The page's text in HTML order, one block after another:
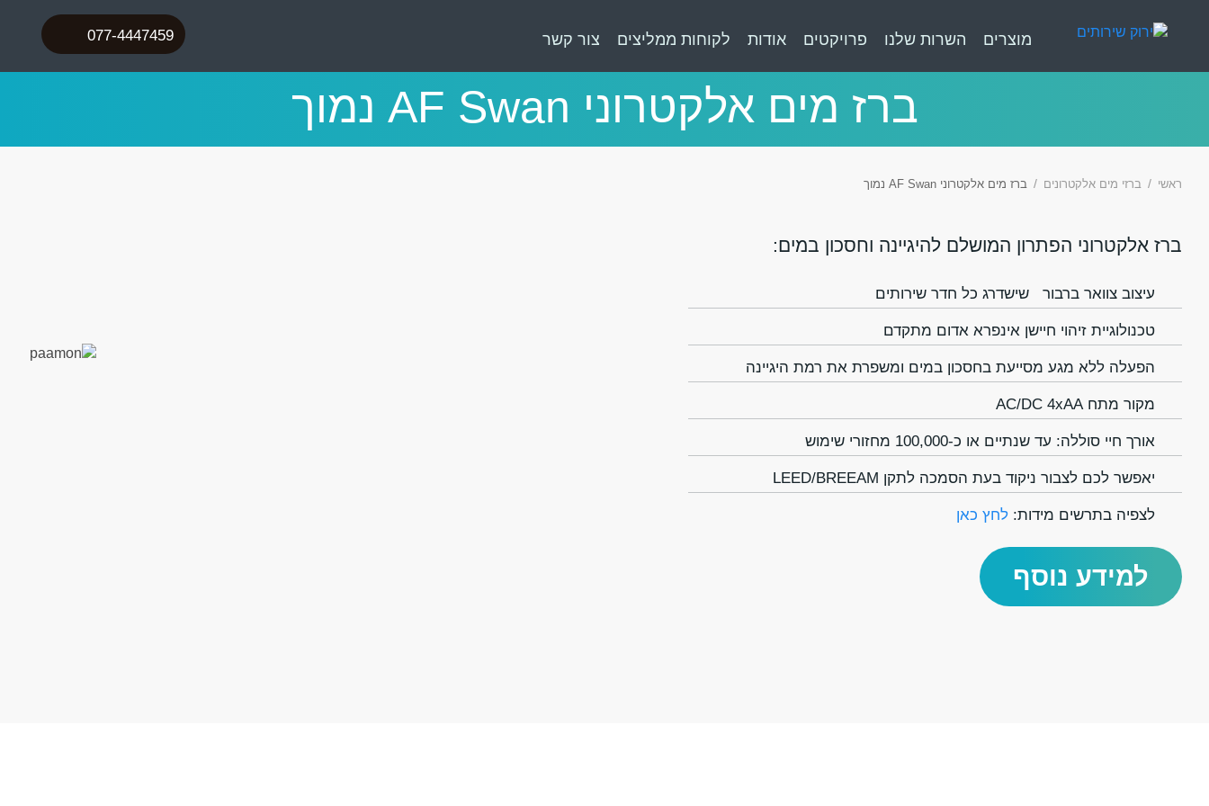
077-4447459 מוצרים השרות שלנו פרויקטים אודות לקוחות ממליצים צור קשר
ברז מים אלקטרוני AF Swan נמוך
ראשי ברזי מים אלקטרונים ברז מים אלקטרוני AF Swan נמוך
ברז אלקטרוני הפתרון המושלם להיגיינה וחסכון במים:
עיצוב צוואר ברבור שישדרג כל חדר שירותים
טכנולוגיית זיהוי חיישן אינפרא אדום מתקדם
הפעלה ללא מגע מסייעת בחסכון במים ומשפרת את רמת היגיינה
מקור מתח AC/DC 4xAA
אורך חיי סוללה: עד שנתיים או כ-100,000 מחזורי שימוש
יאפשר לכם לצבור ניקוד בעת הסמכה לתקן LEED/BREEAM
לצפיה בתרשים מידות: לחץ כאן
למידע נוסף